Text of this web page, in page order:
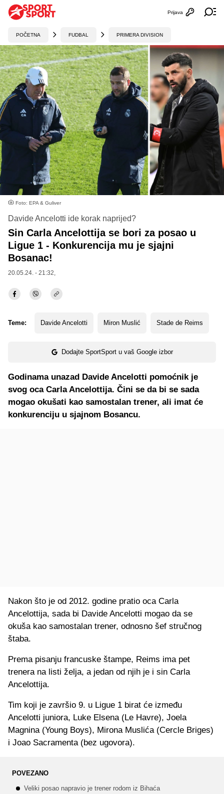
Otvori
Prijava
POČETNA FUDBAL PRIMERA DIVISION
Foto: EPA & Guliver
Davide Ancelotti ide korak naprijed?
Sin Carla Ancelottija se bori za posao u
Ligue 1 - Konkurencija mu je sjajni
Bosanac!
20.05.24. - 21:32,
Teme: Davide Ancelotti Miron Muslić Stade de Reims
Dodajte SportSport u vaš Google izbor
Godinama unazad Davide Ancelotti pomoćnik je
svog oca Carla Ancelottija. Čini se da bi se sada
mogao okušati kao samostalan trener, ali imat će
konkurenciju u sjajnom Bosancu.
Nakon što je od 2012. godine pratio oca Carla
Ancelottija, sada bi Davide Ancelotti mogao da se
okuša kao samostalan trener, odnosno šef stručnog
štaba.
Prema pisanju francuske štampe, Reims ima pet
trenera na listi želja, a jedan od njih je i sin Carla
Ancelottija.
Tim koji je završio 9. u Ligue 1 birat će između
Ancelotti juniora, Luke Elsena (Le Havre), Joela
Magnina (Young Boys), Mirona Muslića (Cercle Briges)
i Joao Sacramenta (bez ugovora).
POVEZANO
Veliki posao napravio je trener rodom iz Bihaća